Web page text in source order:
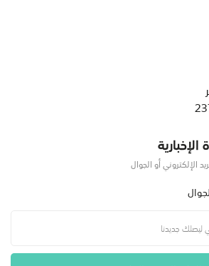
الإلكتروني أو الجوال